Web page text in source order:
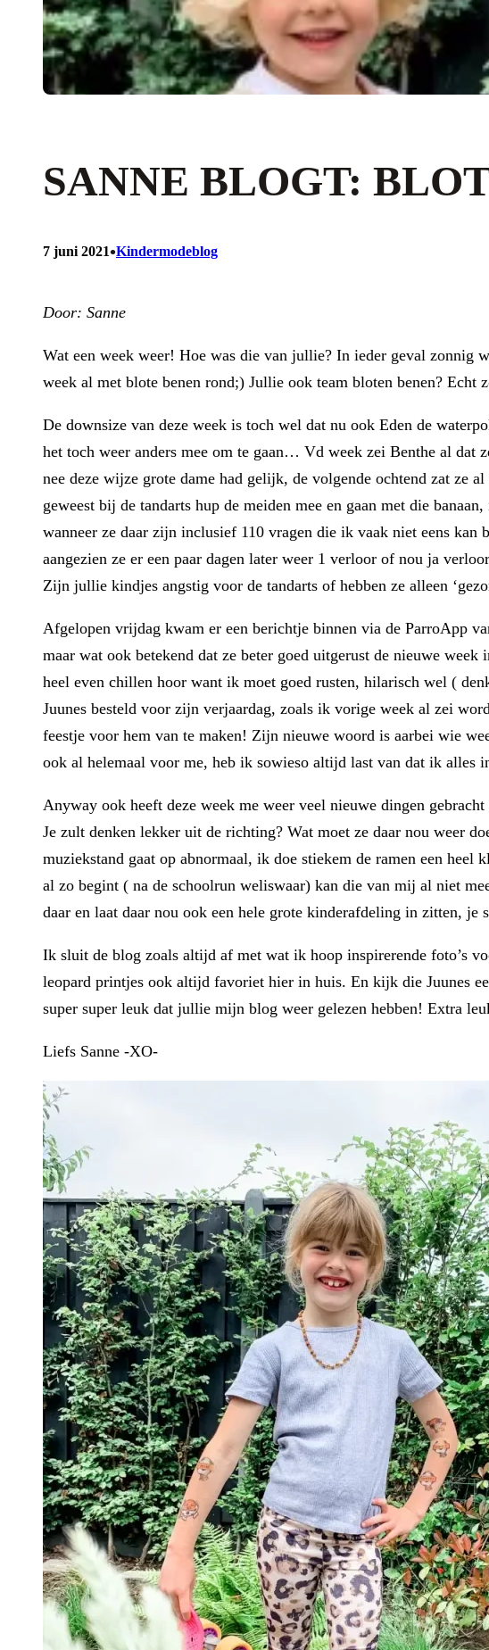
SANNE BLOGT:
7 juni 2021•Kindermodeblog
Door: Sanne
Wat een week weer! Hoe was die van jullie? In ieder geval zonnig
week al met blote benen rond;) Jullie ook team bloten benen?
De downsize van deze week is toch wel dat nu ook Eden de
het toch weer anders mee om te gaan… Vd week zei Benthe al dat
nee deze wijze grote dame had gelijk, de volgende ochtend zat ze
geweest bij de tandarts hup de meiden mee en gaan met die
wanneer ze daar zijn inclusief 110 vragen die ik vaak niet eens
aangezien ze er een paar dagen later weer 1 verloor of nou ja
Zijn jullie kindjes angstig voor de tandarts of hebben ze alleen
Afgelopen vrijdag kwam er een berichtje binnen via de ParroApp
maar wat ook betekend dat ze beter goed uitgerust de nieuwe
heel even chillen hoor want ik moet goed rusten, hilarisch wel (
Juunes besteld voor zijn verjaardag, zoals ik vorige week al zei
feestje voor hem van te maken! Zijn nieuwe woord is aarbei wie
ook al helemaal voor me, heb ik sowieso altijd last van dat ik alles
Anyway ook heeft deze week me weer veel nieuwe dingen
Je zult denken lekker uit de richting? Wat moet ze daar nou weer
muziekstand gaat op abnormaal, ik doe stiekem de ramen een
al zo begint ( na de schoolrun weliswaar) kan die van mij al niet
daar en laat daar nou ook een hele grote kinderafdeling in zitten,
Ik sluit de blog zoals altijd af met wat ik hoop inspirerende foto’s
leopard printjes ook altijd favoriet hier in huis. En kijk die Juunes
super super leuk dat jullie mijn blog weer gelezen hebben! Extra
Liefs Sanne -XO-